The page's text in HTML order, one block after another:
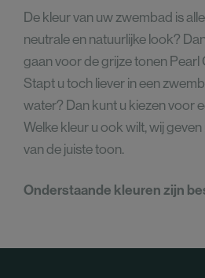
De kleur van uw zwembad is
neutrale en natuurlijke look?
gaan voor de grijze tonen Pearl
Stapt u toch liever in een
water? Dan kunt u kiezen voor
Welke kleur u ook wilt, wij
van de juiste toon.
Onderstaande kleuren zijn